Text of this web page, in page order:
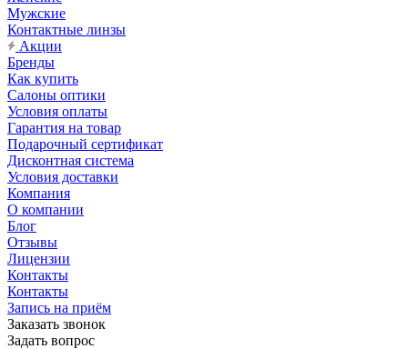
Мужские
Контактные линзы
Акции
Бренды
Как купить
Салоны оптики
Условия оплаты
Гарантия на товар
Подарочный сертификат
Дисконтная система
Условия доставки
Компания
О компании
Блог
Отзывы
Лицензии
Контакты
Контакты
Запись на приём
Заказать звонок
Задать вопрос